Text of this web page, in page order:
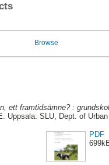
Browse
ett framtidsämne? :
Uppsala: SLU, Dept. of
PDF